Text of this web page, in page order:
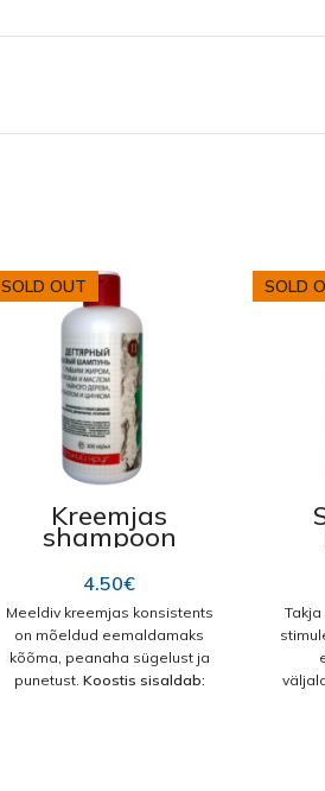
SOLD OUT
Kreemjas
shampoon
“Päästerõngas”
“Tõrva”, kala
rasvaga 300ml
nr 221
4.50€
Meeldiv kreemjas konsistents
on mõeldud eemaldamaks
kõõma, peanaha sügelust ja
punetust. Koostis sisaldab:
SOLD